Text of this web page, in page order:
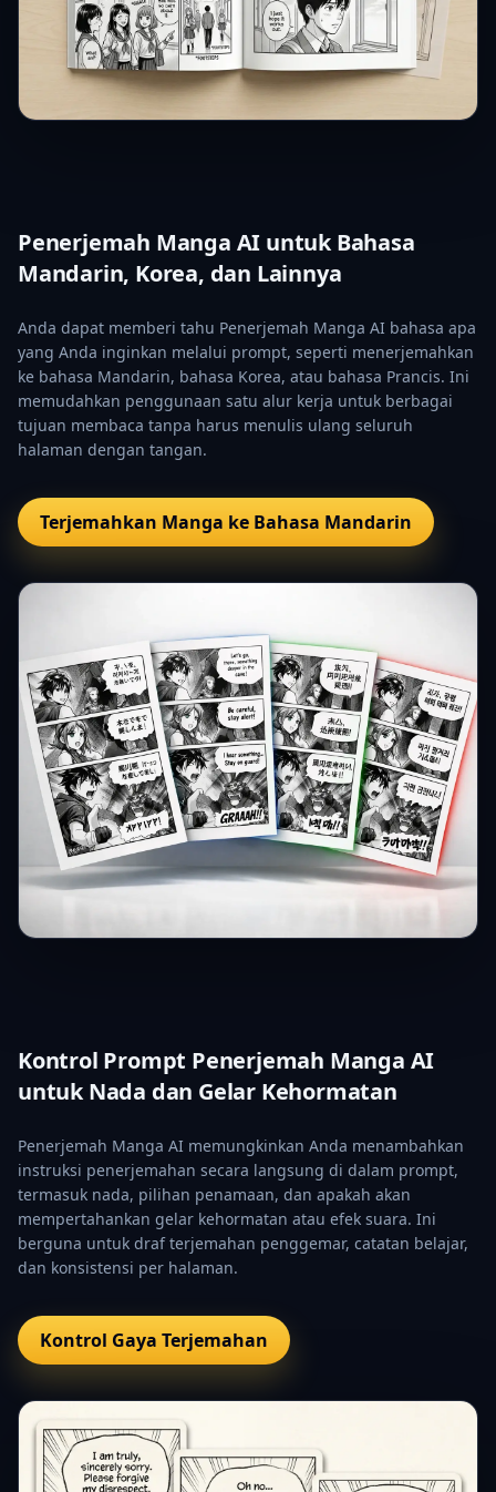
Penerjemah Manga AI untuk Bahasa
Mandarin, Korea, dan Lainnya
Anda dapat memberi tahu Penerjemah Manga AI bahasa apa
yang Anda inginkan melalui prompt, seperti menerjemahkan
ke bahasa Mandarin, bahasa Korea, atau bahasa Prancis. Ini
memudahkan penggunaan satu alur kerja untuk berbagai
tujuan membaca tanpa harus menulis ulang seluruh
halaman dengan tangan.
Terjemahkan Manga ke Bahasa Mandarin
Kontrol Prompt Penerjemah Manga AI
untuk Nada dan Gelar Kehormatan
Penerjemah Manga AI memungkinkan Anda menambahkan
instruksi penerjemahan secara langsung di dalam prompt,
termasuk nada, pilihan penamaan, dan apakah akan
mempertahankan gelar kehormatan atau efek suara. Ini
berguna untuk draf terjemahan penggemar, catatan belajar,
dan konsistensi per halaman.
Kontrol Gaya Terjemahan